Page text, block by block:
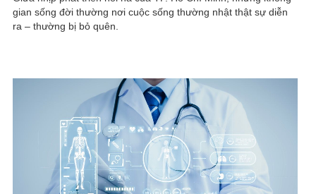
gian sống đời thường nơi cuộc sống thường nhật thật sự diễn
ra – thường bị bỏ quên.